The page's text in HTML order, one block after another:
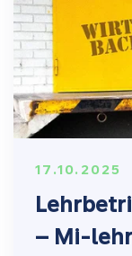
17.10.2025
– Mi-